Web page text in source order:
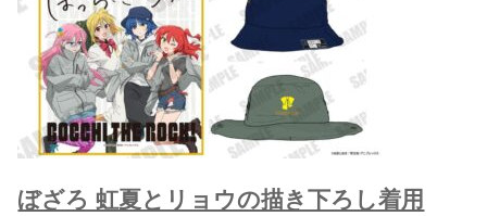
ぼざろ 虹夏とリョウの描き下ろし着用